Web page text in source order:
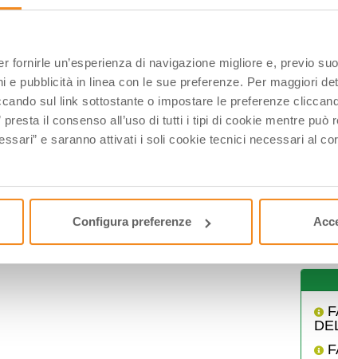
fornirle un’esperienza di navigazione migliore e, previo
e pubblicità in linea con le sue preferenze. Per maggiori
sul link sottostante o impostare le preferenze
presta il consenso all’uso di tutti i tipi di cookie mentre può
e saranno attivati i soli cookie tecnici necessari al
Configura preferenze
31